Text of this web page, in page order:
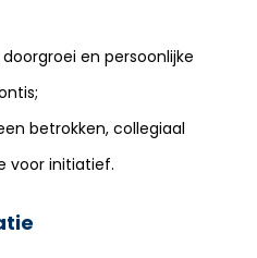
en persoonlijke
betrokken, collegiaal
voor initiatief.